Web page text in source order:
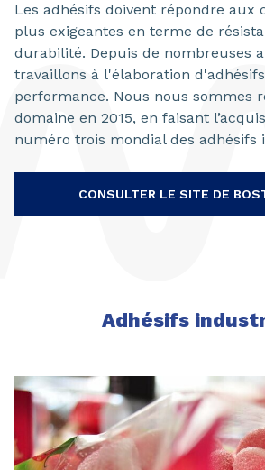
Les adhésifs doivent répondre aux
plus exigeantes en terme de
durabilité. Depuis de nombreuses
travaillons à l'élaboration
performance. Nous nous sommes
domaine en 2015, en faisant
numéro trois mondial des adhésifs
CONSULTER LE SITE DE
Adhésifs